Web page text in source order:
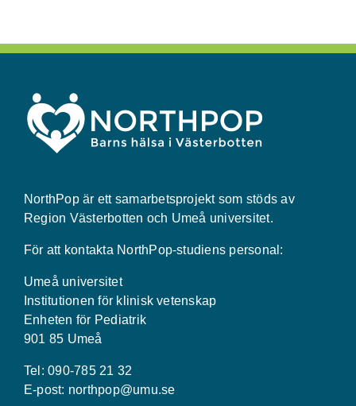
NorthPop är ett samarbetsprojekt som stöds av
Region Västerbotten och Umeå universitet.
För att kontakta NorthPop-studiens personal:
Umeå universitet
Institutionen för klinisk vetenskap
Enheten för Pediatrik
901 85 Umeå
Tel: 090-785 21 32
E-post: northpop@umu.se